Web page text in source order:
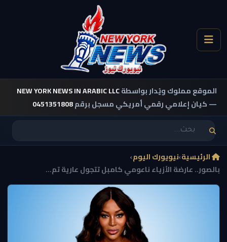
الموقع مملوك ويُدار بواسطةNEW YORK NEWS IN ARABIC LLC
— كيان إعلامي رقمي أمريكي مسجل برقم0451351808
الرئيسية›نيويورك اليوم›
بالصور.. عارضة الأزياء ناعومي كامبل تتجول عارية تم...